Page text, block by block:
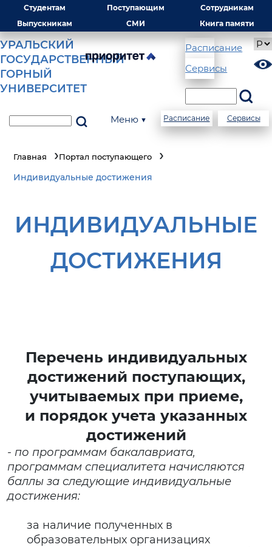
Студентам Поступающим
Сотрудникам
Выпускникам
СМИ Книга памяти
УРАЛЬСКИЙ
ГОСУДАРСТВЕННЫЙ
ГОРНЫЙ
УНИВЕРСИТЕТ
Расписание
Сервисы
Меню ▼ Расписание Сервисы
Главная Портал поступающего
Индивидуальные достижения
ИНДИВИДУАЛЬНЫЕ
ДОСТИЖЕНИЯ
Перечень индивидуальных
достижений поступающих,
учитываемых при приеме,
и порядок учета указанных
достижений
- по программам бакалавриата,
программам специалитета начисляются
баллы за следующие индивидуальные
достижения:
за наличие полученных в
образовательных организациях